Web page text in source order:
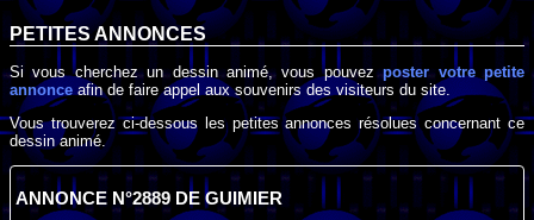
PETITES ANNONCES
Si vous cherchez un dessin animé, vous pouvezposter votre petite
annonce afin de faire appel aux souvenirs des visiteurs du site.
Vous trouverez ci-dessous les petites annonces résolues concernant ce
dessin animé.
ANNONCE N°2889 DE GUIMIER